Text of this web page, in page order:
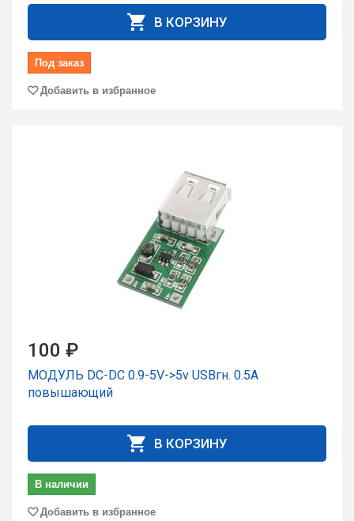
В КОРЗИНУ
Под заказ
Добавить в избранное
100 ₽
МОДУЛЬ DC-DC 0.9-5V->5v USBгн. 0.5А
повышающий
В КОРЗИНУ
В наличии
Добавить в избранное